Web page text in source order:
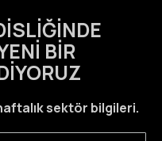
BIR
sektör bilgileri.